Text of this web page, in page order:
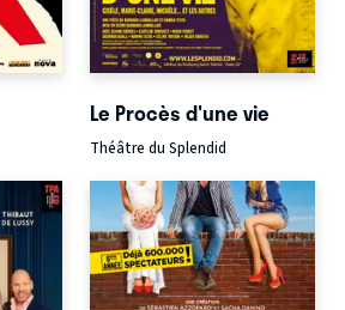
Le Procès d'une vie
Théâtre du Splendid